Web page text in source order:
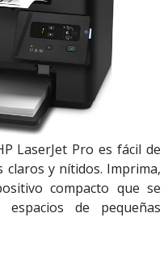
LaserJet Pro es fácil de
claros y nítidos. Imprima,
compacto que se
de pequeñas